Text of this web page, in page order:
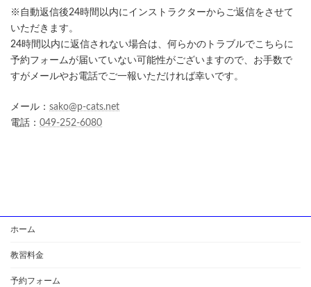
※自動返信後24時間以内にインストラクターからご返信をさせて
いただきます。
24時間以内に返信されない場合は、何らかのトラブルでこちらに
予約フォームが届いていない可能性がございますので、お手数で
すがメールやお電話でご一報いただければ幸いです。
メール： sako@p-cats.net
電話： 049-252-6080
ホーム
教習料金
予約フォーム